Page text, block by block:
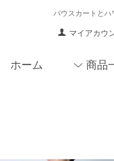
パウスカートと
マイアカウ
ホーム 商品